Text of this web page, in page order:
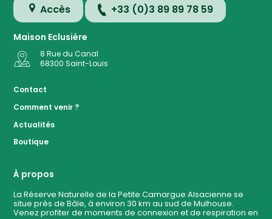
Accès +33 (0)3 89 89 78 59
Maison Eclusière
8 Rue du Canal
68300 Saint-Louis
Contact
Comment venir ?
Actualités
Boutique
À propos
La Réserve Naturelle de la Petite Camargue Alsacienne se
situe près de Bâle, à environ 30 km au sud de Mulhouse.
Venez profiter de moments de connexion et de respiration en
Contact